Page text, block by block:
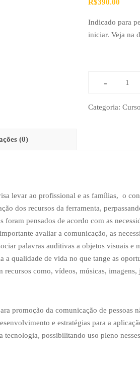
R$390.00
Indicado para
iniciar. Veja na
-
Categoria: Curso
(0)
levar ao profissional e as famílias, o
dos recursos da ferramenta,
pensados de acordo com as
avaliar a comunicação, as
palavras auditivas a objetos visuais
qualidade de vida no que tange as
como, vídeos, músicas,
promoção da comunicação de pessoas
e estratégias para a
possibilitando uso pleno